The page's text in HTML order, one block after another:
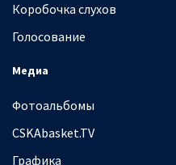
Коробочка слухов
Голосование
Медиа
Фотоальбомы
CSKAbasket.TV
Графика